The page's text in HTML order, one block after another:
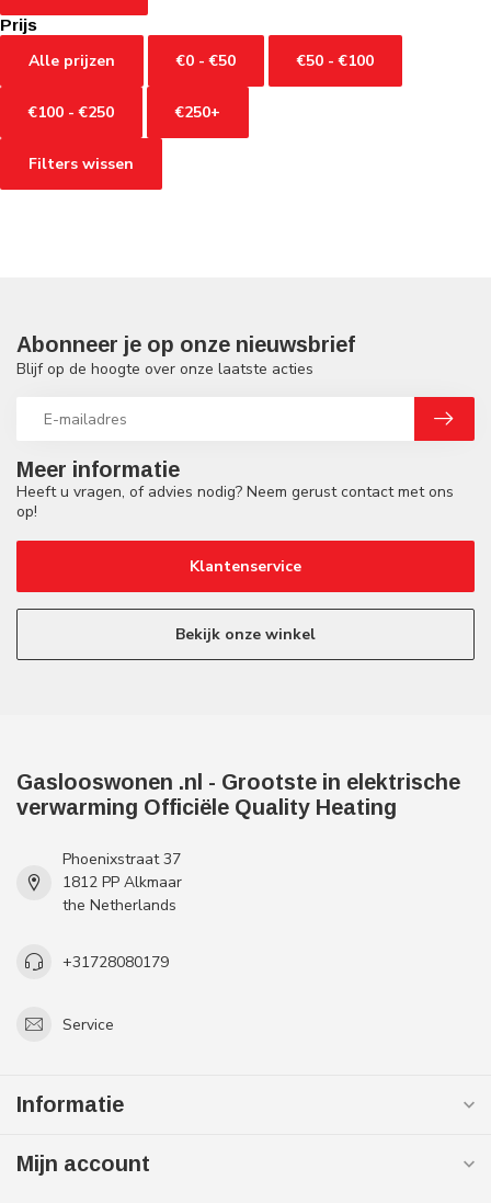
Prijs
Alle prijzen €0 - €50 €50 - €100
€100 - €250 €250+
Filters wissen
Meer informatie
Heeft u vragen, of advies nodig? Neem gerust contact met ons
op!
Klantenservice
Bekijk onze winkel
Abonneer je op onze nieuwsbrief
Blijf op de hoogte over onze laatste acties
Gaslooswonen .nl - Grootste in elektrische
verwarming Officiële Quality Heating
Phoenixstraat 37
1812 PP Alkmaar
the Netherlands
+31728080179
Service
Informatie
Mijn account